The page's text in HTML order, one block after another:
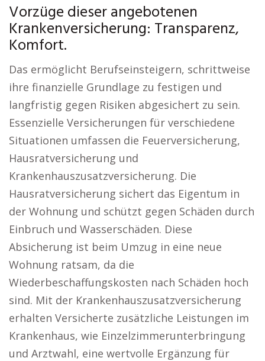
Vorzüge dieser angebotenen
Krankenversicherung: Transparenz,
Komfort.
Das ermöglicht Berufseinsteigern, schrittweise
ihre finanzielle Grundlage zu festigen und
langfristig gegen Risiken abgesichert zu sein.
Essenzielle Versicherungen für verschiedene
Situationen umfassen die Feuerversicherung,
Hausratversicherung und
Krankenhauszusatzversicherung. Die
Hausratversicherung sichert das Eigentum in
der Wohnung und schützt gegen Schäden durch
Einbruch und Wasserschäden. Diese
Absicherung ist beim Umzug in eine neue
Wohnung ratsam, da die
Wiederbeschaffungskosten nach Schäden hoch
sind. Mit der Krankenhauszusatzversicherung
erhalten Versicherte zusätzliche Leistungen im
Krankenhaus, wie Einzelzimmerunterbringung
und Arztwahl, eine wertvolle Ergänzung für